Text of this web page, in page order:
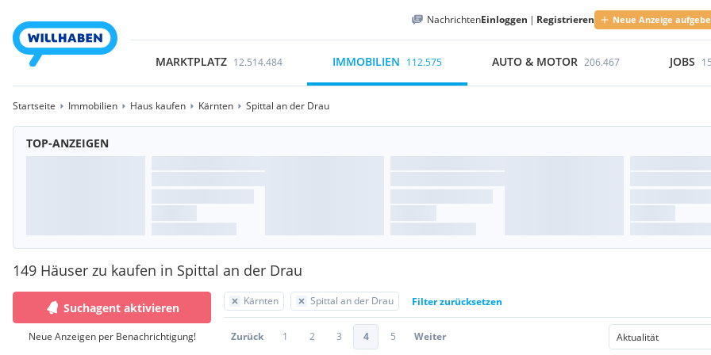
NachrichtenEinloggen | Registrieren Neue Anzeige
MARKTPLATZ 12.514.484 IMMOBILIEN 112.575 AUTO & MOTOR 206.467 JOBS
Startseite Immobilien Haus kaufen Kärnten Spittal an der Drau
TOP-ANZEIGEN
149 Häuser zu kaufen in Spittal an der Drau
Suchagent aktivieren
Neue Anzeigen per Benachrichtigung!
Kärnten Spittal an der Drau Filter zurücksetzen
Zurück 1 2 3 4 5 Weiter